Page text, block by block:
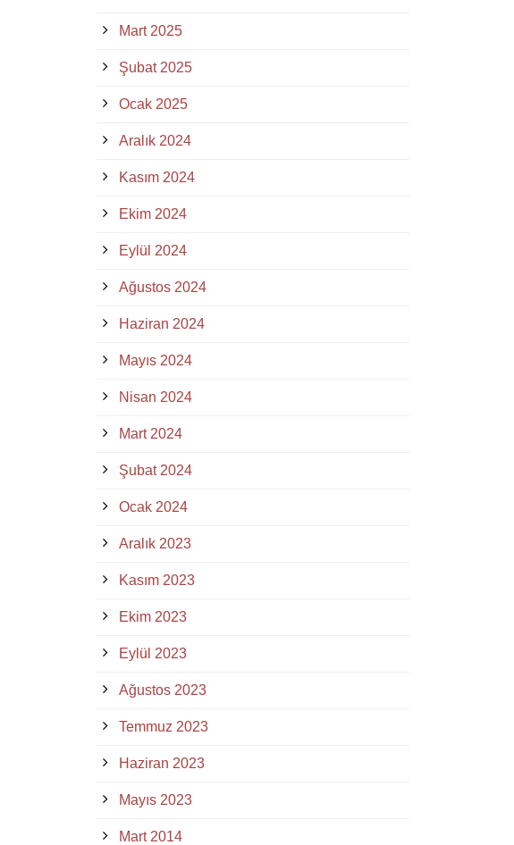
Mart 2025
Şubat 2025
Ocak 2025
Aralık 2024
Kasım 2024
Ekim 2024
Eylül 2024
Ağustos 2024
Haziran 2024
Mayıs 2024
Nisan 2024
Mart 2024
Şubat 2024
Ocak 2024
Aralık 2023
Kasım 2023
Ekim 2023
Eylül 2023
Ağustos 2023
Temmuz 2023
Haziran 2023
Mayıs 2023
Mart 2014